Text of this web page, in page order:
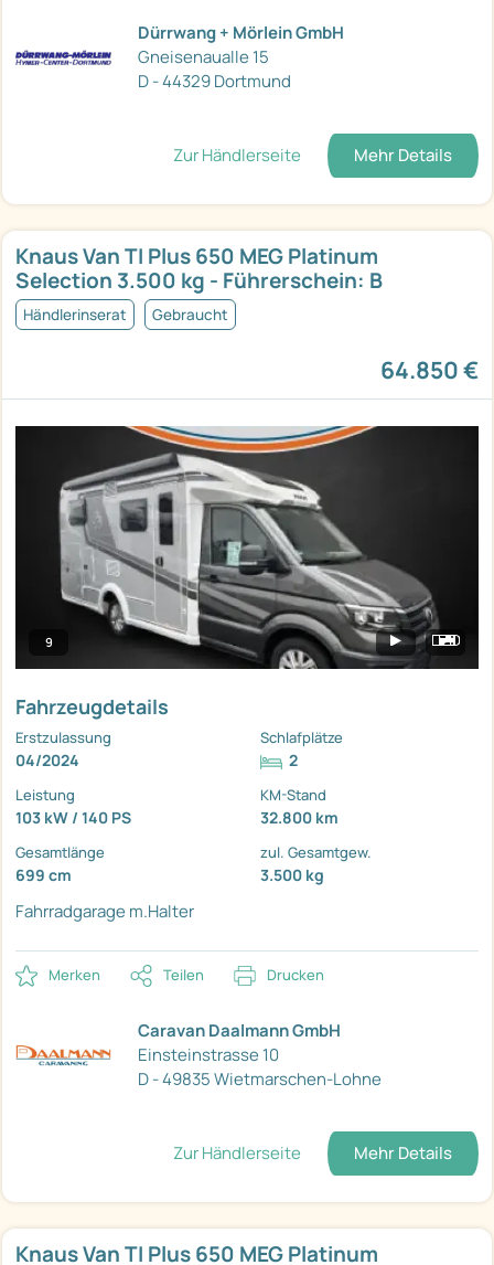
Dürrwang + Mörlein GmbH
Gneisenaualle 15
D - 44329 Dortmund
Zur Händlerseite Mehr Details
Knaus Van TI Plus 650 MEG Platinum
Selection 3.500 kg - Führerschein: B
Händlerinserat Gebraucht
64.850 €
9
Fahrzeugdetails
Erstzulassung
04/2024
Schlafplätze
2
Leistung
103 kW / 140 PS
KM-Stand
32.800 km
Gesamtlänge
699 cm
zul. Gesamtgew.
3.500 kg
Fahrradgarage m.Halter
Merken Teilen Drucken
Caravan Daalmann GmbH
Einsteinstrasse 10
D - 49835 Wietmarschen-Lohne
Zur Händlerseite Mehr Details
Knaus Van TI Plus 650 MEG Platinum